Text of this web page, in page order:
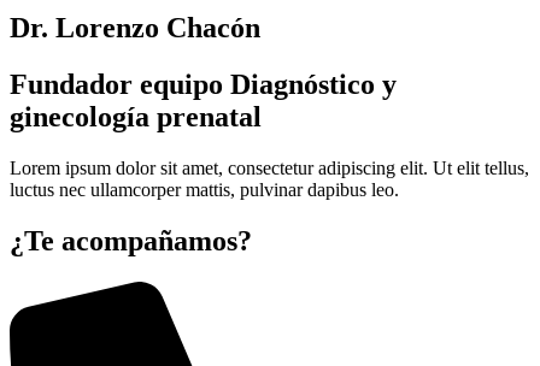
Dr. Lorenzo Chacón
Fundador equipo Diagnóstico y
ginecología prenatal
Lorem ipsum dolor sit amet, consectetur adipiscing elit. Ut elit tellus,
luctus nec ullamcorper mattis, pulvinar dapibus leo.
¿Te acompañamos?